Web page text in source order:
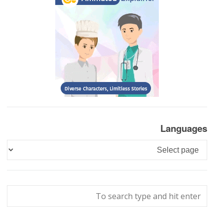
Languages
Languages